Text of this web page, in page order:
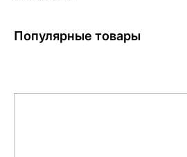
Популярные товары